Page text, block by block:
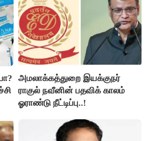
அமலாக்கத்துறை இயக்குநர்
ராகுல் நவீனின் பதவிக் காலம்
ஓராண்டு நீட்டிப்பு..!